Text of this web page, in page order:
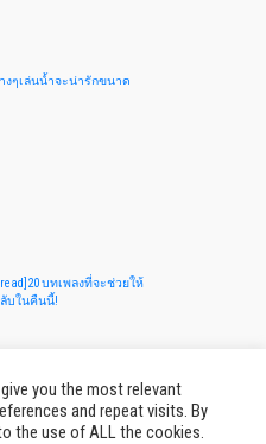
งๆเล่นน้ำจะน่ารักขนาด
read]20 บทเพลงที่จะช่วยให้
บในคืนนี้!
you the most relevant
and repeat visits. By
the use of ALL the cookies.